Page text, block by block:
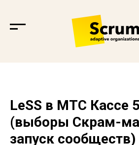
LeSS в МТС Кассе
(выборы Скрам-
запуск сообществ)